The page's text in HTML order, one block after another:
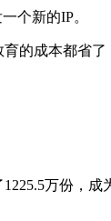
个新的IP。
成本都省了
万份，成